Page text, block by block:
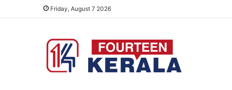
Friday, August 7 2026